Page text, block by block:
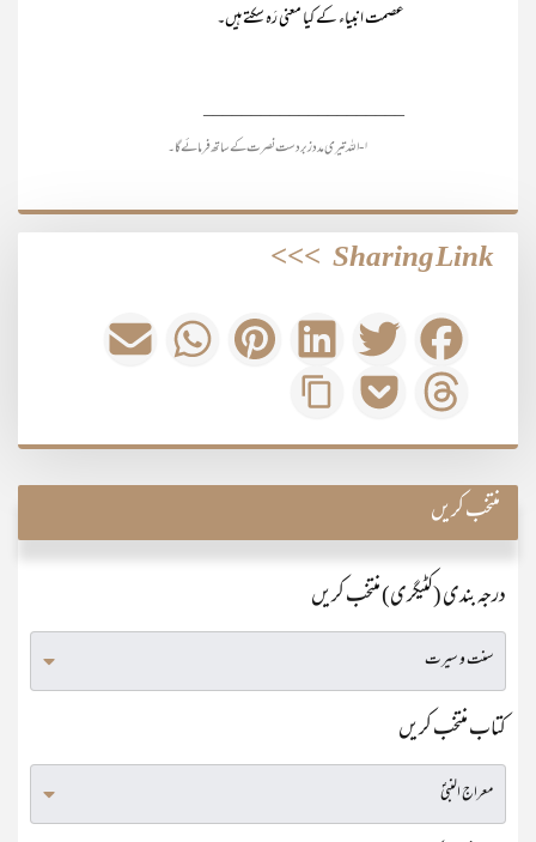
عصمت انبیاء کے کیا معنی رَہ سکتے ہیں۔
_____________________
۱- اللہ تیری مدد زبردست نصرت کے ساتھ فرمائے گا۔
Sharing Link
>>>
منتخب کریں
درجہ بندی (کٹیگری) منتخب کریں
کتاب منتخب کریں